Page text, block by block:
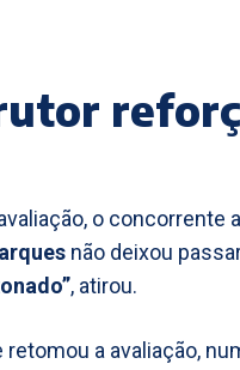
o concorrente
não deixou
, atirou.
a avaliação,